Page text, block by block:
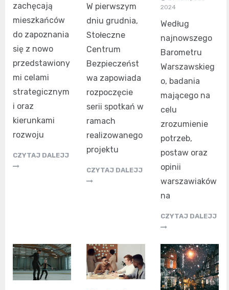
zachęcają
mieszkańców
do zapoznania
się z nowo
przedstawiony
mi celami
strategicznym
i oraz
kierunkami
rozwoju
CZYTAJ DALEJJ
W pierwszym
dniu grudnia,
Stołeczne
Centrum
Bezpieczeńst
wa zapowiada
rozpoczęcie
serii spotkań w
ramach
realizowanego
projektu
CZYTAJ DALEJJ
2024
Według
najnowszego
Barometru
Warszawskieg
o, badania
mającego na
celu
zrozumienie
potrzeb,
postaw oraz
opinii
warszawiaków
na
CZYTAJ DALEJJ